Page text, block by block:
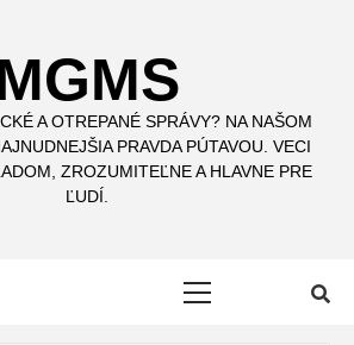
A OTREPANÉ SPRÁVY? NA NAŠOM
PRAVDA PÚTAVOU. VECI
ZROZUMITEĽNE A HLAVNE PRE
ĽUDÍ.